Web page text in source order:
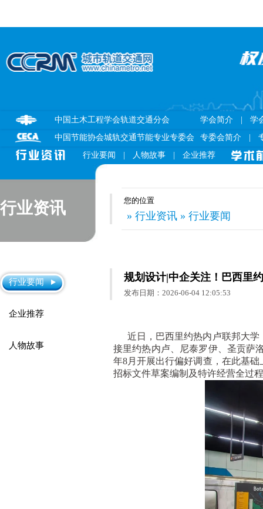
行业要闻 人物故事 企业推荐
中国节能协会城轨交通节能专业专委会 专委会简介
中国土木工程学会轨道交通分会 学会简介 学
行业资讯 您的位置
» 行业资讯 » 行业要闻
行业要闻
企业推荐
人物故事
规划设计|中企关注！巴西里
发布日期：2026-06-04 12:05:53
近日，巴西里约热内卢联邦大学
接里约热内卢、尼泰罗伊、圣贡萨
年8月开展出行偏好调查，在此基
招标文件草案编制及特许经营全过